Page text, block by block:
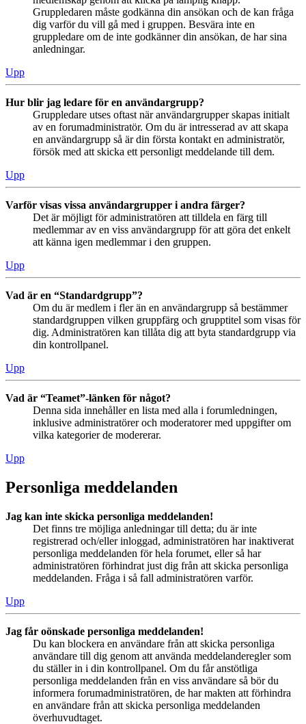
Gruppledaren måste godkänna din ansökan och de kan fråga
dig varför du vill gå med i gruppen. Besvära inte en
gruppledare om de inte godkänner din ansökan, de har sina
anledningar.
Upp
Hur blir jag ledare för en användargrupp?
Gruppledare utses oftast när användargrupper skapas initialt
av en forumadministratör. Om du är intresserad av att skapa
en användargrupp så är din första kontakt en administratör,
försök med att skicka ett personligt meddelande till dem.
Upp
Varför visas vissa användargrupper i andra färger?
Det är möjligt för administratören att tilldela en färg till
medlemmar av en viss användargrupp för att göra det enkelt
att känna igen medlemmar i den gruppen.
Upp
Vad är en “Standardgrupp”?
Om du är medlem i fler än en användargrupp så bestämmer
standardgruppen vilken gruppfärg och grupptitel som visas för
dig. Administratören kan tillåta dig att byta standardgrupp via
din kontrollpanel.
Upp
Vad är “Teamet”-länken för något?
Denna sida innehåller en lista med alla i forumledningen,
inklusive administratörer och moderatorer med uppgifter om
vilka kategorier de modererar.
Upp
Personliga meddelanden
Jag kan inte skicka personliga meddelanden!
Det finns tre möjliga anledningar till detta; du är inte
registrerad och/eller inloggad, administratören har inaktiverat
personliga meddelanden för hela forumet, eller så har
administratören förhindrat just dig från att skicka personliga
meddelanden. Fråga i så fall administratören varför.
Upp
Jag får oönskade personliga meddelanden!
Du kan blockera en användare från att skicka personliga
användare till dig genom att använda meddelanderegler som
du ställer in i din kontrollpanel. Om du får anstötliga
personliga meddelanden från en viss användare så bör du
informera forumadministratören, de har makten att förhindra
en användare från att skicka personliga meddelanden
överhuvudtaget.